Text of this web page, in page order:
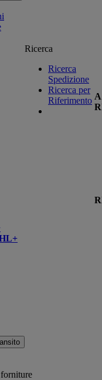
Ricerca
Ricerca
Spedizione
Ricerca per
Riferimento